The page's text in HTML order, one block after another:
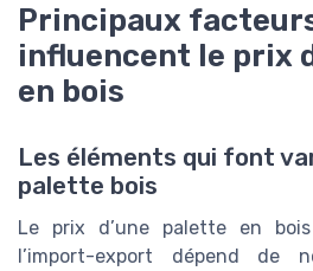
Principaux
influencent le prix
en bois
Les éléments qui font
palette bois
Le prix d’une palette en
l’import-export dépend de